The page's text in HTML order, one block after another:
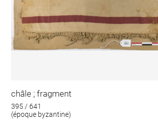
châle ; fragment
395 / 641
(époque byzantine)